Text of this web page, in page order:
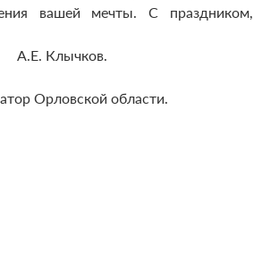
вашей мечты. С праздником,
А.Е. Клычков.
Орловской области.